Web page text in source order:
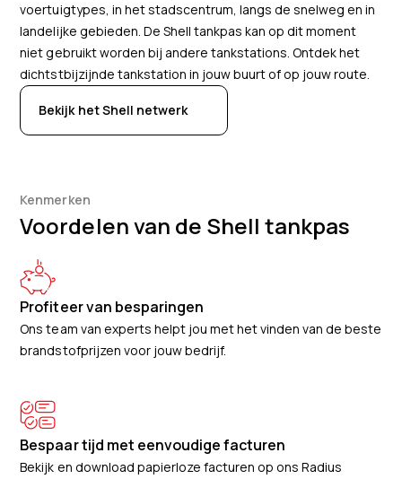
voertuigtypes, in het stadscentrum, langs de snelweg en in
landelijke gebieden. De Shell tankpas kan op dit moment
niet gebruikt worden bij andere tankstations. Ontdek het
dichtstbijzijnde tankstation in jouw buurt of op jouw route.
Bekijk het Shell netwerk
Kenmerken
Voordelen van de Shell tankpas
Profiteer van besparingen
Ons team van experts helpt jou met het vinden van de beste
brandstofprijzen voor jouw bedrijf.
Bespaar tijd met eenvoudige facturen
Bekijk en download papierloze facturen op ons Radius